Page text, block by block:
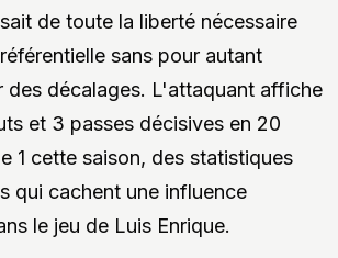
de toute la liberté nécessaire
sans pour autant
des décalages. L'attaquant affiche
et 3 passes décisives en 20
1 cette saison, des statistiques
qui cachent une influence
le jeu de Luis Enrique.